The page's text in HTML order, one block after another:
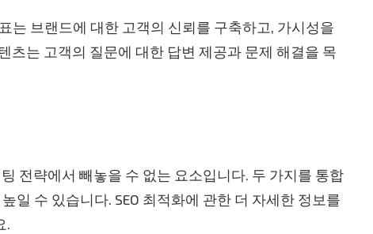
는 브랜드에 대한 고객의 신뢰를 구축하고, 가시성을
츠는 고객의 질문에 대한 답변 제공과 문제 해결을 목
전략에서 빼놓을 수 없는 요소입니다. 두 가지를 통합
일 수 있습니다. SEO 최적화에 관한 더 자세한 정보를
.